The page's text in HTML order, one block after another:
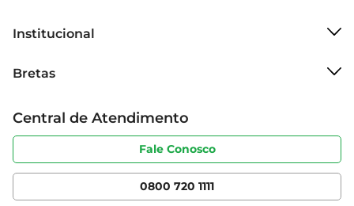
Institucional
Grupo Cencosud
Sobre privacidade
Portal do fornecedor
Cencosud Media
Bretas
Produtos Bretas
Código de ética
Serviços
Clube Bretas
Central de Atendimento
Fale Conosco
0800 720 1111